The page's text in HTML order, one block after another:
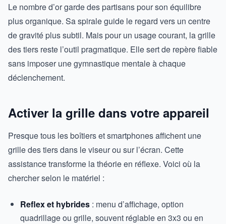
Le nombre d’or garde des partisans pour son équilibre
plus organique. Sa spirale guide le regard vers un centre
de gravité plus subtil. Mais pour un usage courant, la grille
des tiers reste l’outil pragmatique. Elle sert de repère fiable
sans imposer une gymnastique mentale à chaque
déclenchement.
Activer la grille dans votre appareil
Presque tous les boîtiers et smartphones affichent une
grille des tiers dans le viseur ou sur l’écran. Cette
assistance transforme la théorie en réflexe. Voici où la
chercher selon le matériel :
Reflex et hybrides : menu d’affichage, option
quadrillage ou grille, souvent réglable en 3x3 ou en